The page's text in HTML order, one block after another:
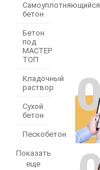
Самоуплотняющийся
бетон
Бетон
под
МАСТЕР
ТОП
Кладочный
раствор
Сухой
бетон
Пескобетон
Показать
еще